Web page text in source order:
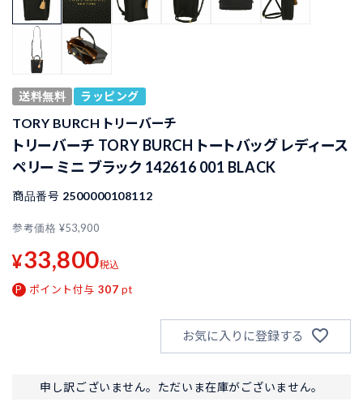
送料無料 ラッピング
TORY BURCH トリーバーチ
トリーバーチ TORY BURCH トートバッグ レディース
ペリー ミニ ブラック 142616 001 BLACK
商品番号 2500000108112
参考価格 ¥53,900
¥33,800税込
ポイント付与 307 pt
お気に入りに登録する
申し訳ございません。ただいま在庫がございません。